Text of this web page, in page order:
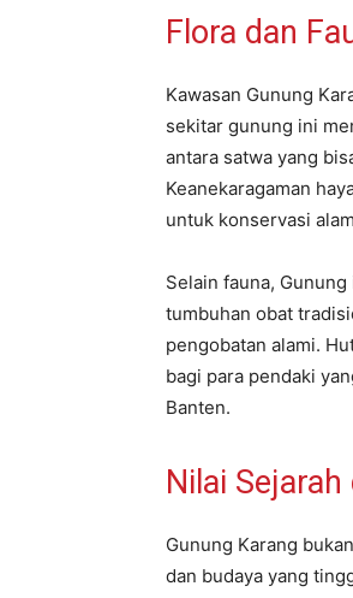
Flora dan
Kawasan Gunung
sekitar gunung ini
antara satwa yang
Keanekaragaman
untuk konservasi
Selain fauna,
tumbuhan obat
pengobatan alami.
bagi para pendaki
Banten.
Nilai
Gunung Karang
dan budaya yang